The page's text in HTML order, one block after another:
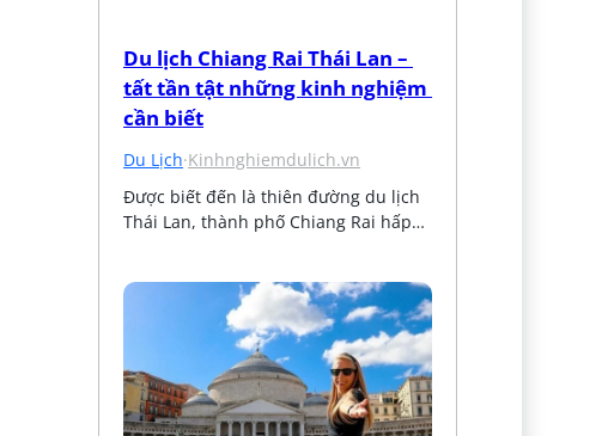
Du lịch Chiang Rai Thái Lan –
tất tần tật những kinh nghiệm
cần biết
Du Lịch·Kinhnghiemdulich.vn
Được biết đến là thiên đường du lịch
Thái Lan, thành phố Chiang Rai hấp…